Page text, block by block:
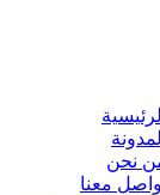
الرئيسية
المدونة
نحن
معنا